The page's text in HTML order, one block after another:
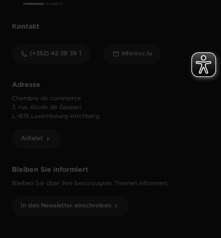
Bleiben Sie informiert
Bleiben Sie über Ihre bevorzugten Themen informiert.
In den Newsletter einschreiben
Adresse
Chambre de commerce
7, rue Alcide de Gasperi
L-1615 Luxembourg-Kirchberg
Anfahrt
Kontakt
(+352) 42 39 39 1 info@cc.lu